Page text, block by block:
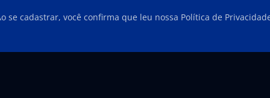
se cadastrar, você confirma que leu nossa Política de